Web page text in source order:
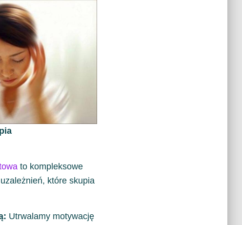
to kompleksowe
które skupia
Utrwalamy motywację